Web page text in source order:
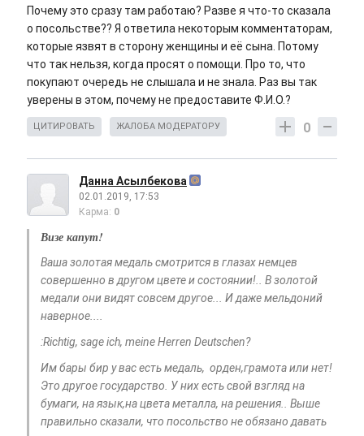
Почему это сразу там работаю? Разве я что-то сказала
о посольстве?? Я ответила некоторым комментаторам,
которые язвят в сторону женщины и её сына. Потому
что так нельзя, когда просят о помощи. Про то, что
покупают очередь не слышала и не знала. Раз вы так
уверены в этом, почему не предоставите Ф.И.О.?
0
ЦИТИРОВАТЬ ЖАЛОБА МОДЕРАТОРУ
Данна Асылбекова
02.01.2019, 17:53
Карма: 0
Визе капут!
Ваша золотая медаль смотрится в глазах немцев
совершенно в другом цвете и состоянии!.. В золотой
медали они видят совсем другое... И даже мельдоний
наверное....
:Richtig, sage ich, meine Herren Deutschen?
Им бары бир у вас есть медаль, орден,грамота или нет!
Это другое государство. У них есть свой взгляд на
бумаги, на язык,на цвета металла, на решения.. Выше
правильно сказали, что посольство не обязано давать